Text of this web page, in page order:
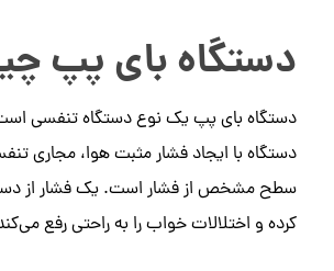
دستگاه بای پپ
دستگاه بای پپ یک نوع دستگاه تنفسی
دستگاه با ایجاد فشار مثبت هوا، مجاری
سطح مشخص از فشار است. یک فشار از
کرده و اختلالات خواب را به راحتی رفع